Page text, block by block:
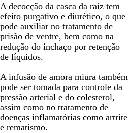
A decocção da casca da raiz tem
efeito purgativo e diurético, o que
pode auxiliar no tratamento de
prisão de ventre, bem como na
redução do inchaço por retenção
de líquidos.
A infusão de amora miura também
pode ser tomada para controle da
pressão arterial e do colesterol,
assim como no tratamento de
doenças inflamatórias como artrite
e rematismo.